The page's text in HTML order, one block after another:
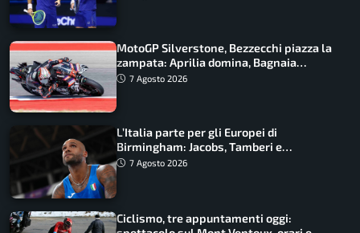
MotoGP Silverstone, Bezzecchi piazza la
zampata: Aprilia domina, Bagnaia
costretto al Q1
7 Agosto 2026
L’Italia parte per gli Europei di
Birmingham: Jacobs, Tamberi e
Battocletti guidano una spedizione
7 Agosto 2026
Ciclismo, tre appuntamenti oggi: